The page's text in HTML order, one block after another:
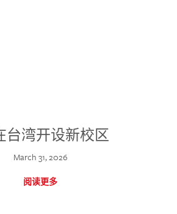
台湾开设新校区
March 31, 2026
阅读更多